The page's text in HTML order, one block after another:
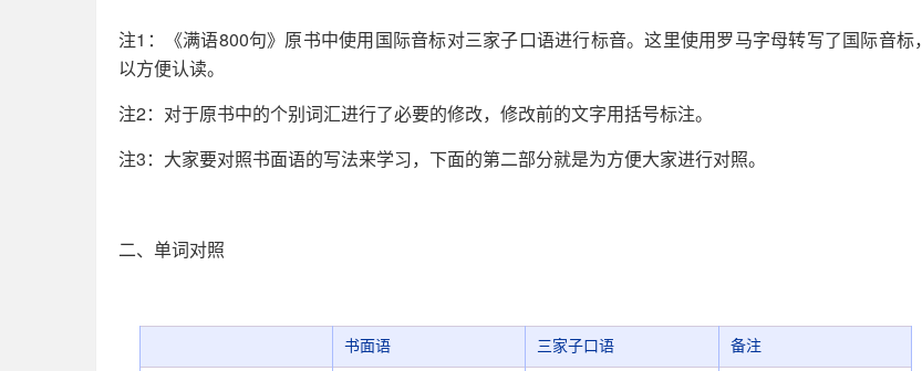
注1：《满语800句》原书中使用国际音标对三家子口语进行标音。这里使用罗马字母转写了国际音标，
以方便认读。
注2：对于原书中的个别词汇进行了必要的修改，修改前的文字用括号标注。
注3：大家要对照书面语的写法来学习，下面的第二部分就是为方便大家进行对照。
二、单词对照
书面语 三家子口语 备注